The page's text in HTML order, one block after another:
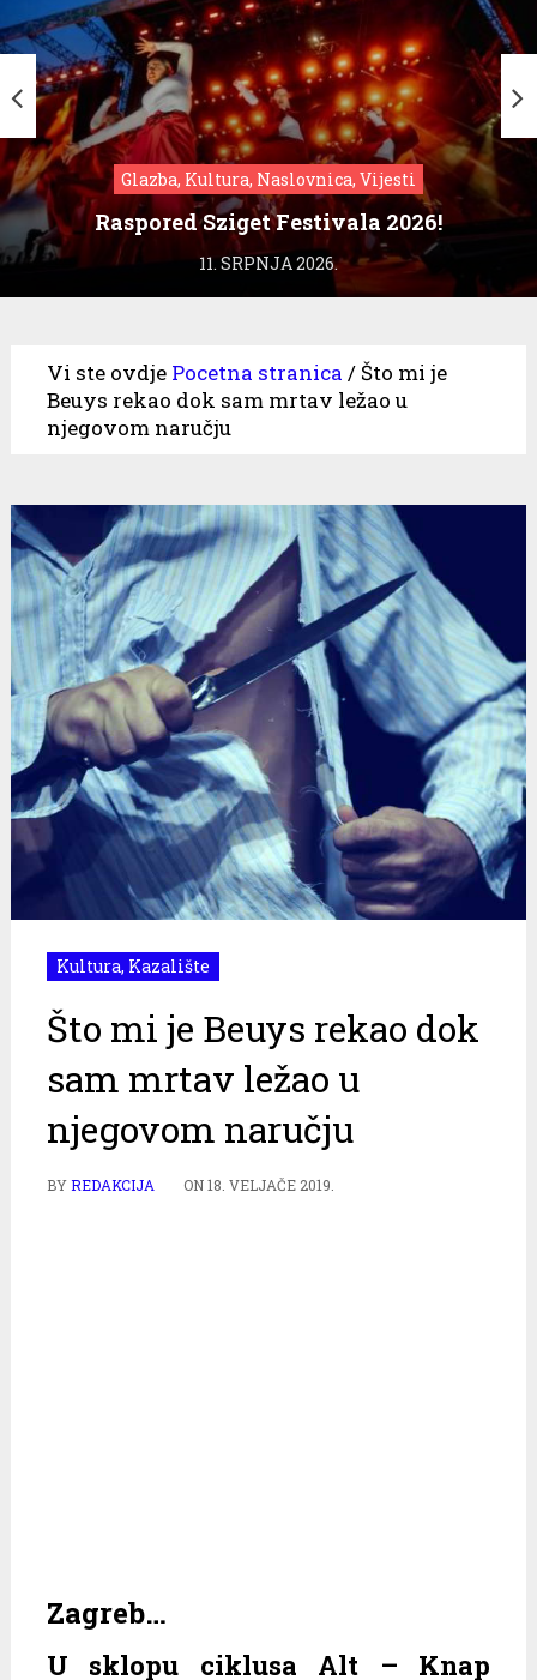
Glazba, Kultura, Naslovnica, Vijesti
Raspored Sziget Festivala 2026!
11. SRPNJA 2026.
Vi ste ovdje Pocetna stranica / Što mi je
Beuys rekao dok sam mrtav ležao u
njegovom naručju
Kultura, Kazalište
Što mi je Beuys rekao dok
sam mrtav ležao u
njegovom naručju
BYREDAKCIJA ON18. VELJAČE 2019.
Zagreb…
U sklopu ciklusa Alt – Knap